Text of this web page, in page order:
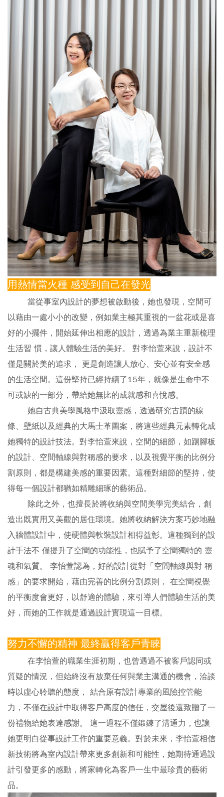
用熱情當火種 感受到自己在發光
當從事室內設計的夢想被啟動後，她也發現，空間可
以藉由一處小小的改變，例如業主極其重視的一盆花或是喜
好的小擺件，開始延伸出相應的設計，透過為業主重新梳理
生活習 慣，讓人體驗生活的美好。 對李怡萱來說，設計不
僅是關於美的追求， 更是創造讓人放心、安心並有安全感
的生活空間。這份堅持已經持續了15年，就像是生命中不
可或缺的一部分，帶給她無比的成就感和喜悅感。
她自古典美學風格中汲取靈感，透過研究古蹟的線
條、壁紙以及經典的大馬士革圖案，將這些經典元素轉化成
她獨特的設計技法。對李怡萱來說，空間的細節，如踢腳板
的設計、空間軸線與對稱感的要求，以及視覺平衡的比例分
割原則，都是構建美感的重要因素。這種對細節的堅持，使
得每一個設計都猶如精雕細琢的藝術品。
除此之外，也擅長於將收納與空間美學完美結合，創
造出既實用又美觀的居住環境。她將收納解決方案巧妙地融
入牆體設計中，使硬體與軟裝設計相得益彰。這種獨到的設
計手法不 僅提升了空間的功能性，也賦予了空間獨特的 靈
魂和氣質。 李怡萱認為，好的設計從對「空間軸線與對 稱
感」的要求開始，藉由完善的比例分割原則， 在空間視覺
的平衡度會更好，以舒適的體驗，來引導人們體驗生活的美
好，而她的工作就是通過設計實現這一目標。
努力不懈的精神 最終贏得客戶青睞
在李怡萱的職業生涯初期，也曾遇過不被客戶認同或
質疑的情況，但始終沒有放棄任何與業主溝通的機會，洽談
時以虛心聆聽的態度， 結合原有設計專業的風險控管能
力，不僅在設計中取得客戶高度的信任，交屋後還致贈了一
份禮物給她表達感謝。 這一過程不僅鍛鍊了溝通力，也讓
她更明白從事設計工作的重要意義。對於未來，李怡萱相信
新技術將為室內設計帶來更多創新和可能性，她期待通過設
計引發更多的感動，將家轉化為客戶一生中最珍貴的藝術
品。